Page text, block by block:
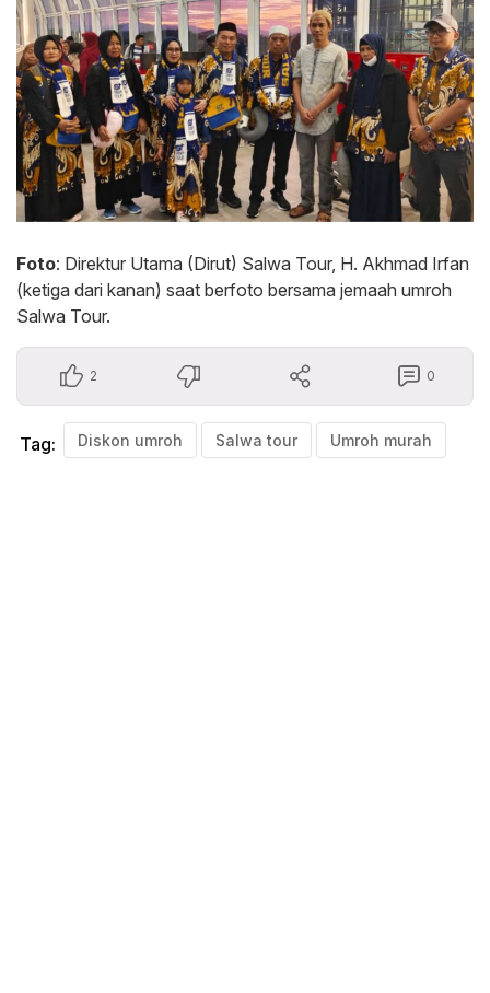
Foto: Direktur Utama (Dirut) Salwa Tour, H. Akhmad Irfan
(ketiga dari kanan) saat berfoto bersama jemaah umroh
Salwa Tour.
2 0
Tag: Diskon umroh Salwa tour Umroh murah